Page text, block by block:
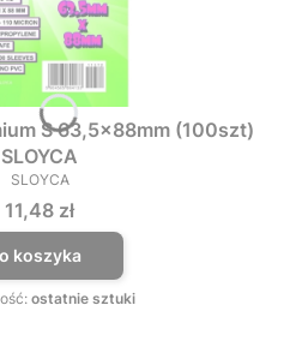
S 63,5x88mm (100szt)
SLOYCA
PRODUCENT
SLOYCA
Cena
11,48 zł
koszyka
ostatnie sztuki